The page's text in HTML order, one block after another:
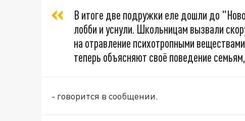
В итоге две подружки еле дошли до
лобби и уснули. Школьницам вызвали
на отравление психотропными
теперь объясняют своё поведение семьям,
- говорится в сообщении.